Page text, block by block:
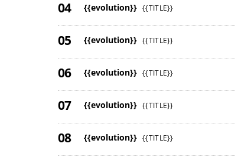
{{evolution}} {{TITLE}}
{{evolution}} {{TITLE}}
{{evolution}} {{TITLE}}
{{evolution}} {{TITLE}}
{{evolution}} {{TITLE}}